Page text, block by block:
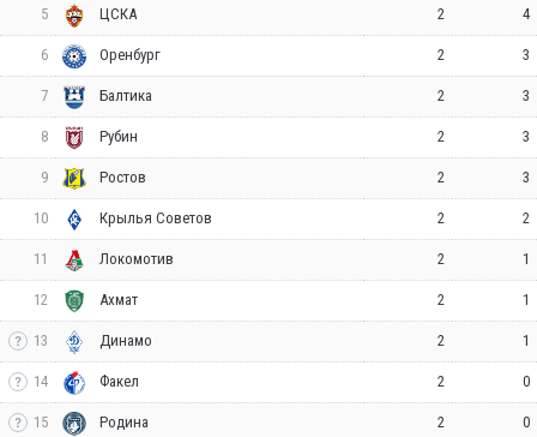
5 ЦСКА 2 4
6 Оренбург 2 3
7 Балтика 2 3
8 Рубин 2 3
9 Ростов 2 3
10 Крылья Советов 2 2
11 Локомотив 2 1
12 Ахмат 2 1
13 Динамо 2 1
14 Факел 2 0
15 Родина 2 0